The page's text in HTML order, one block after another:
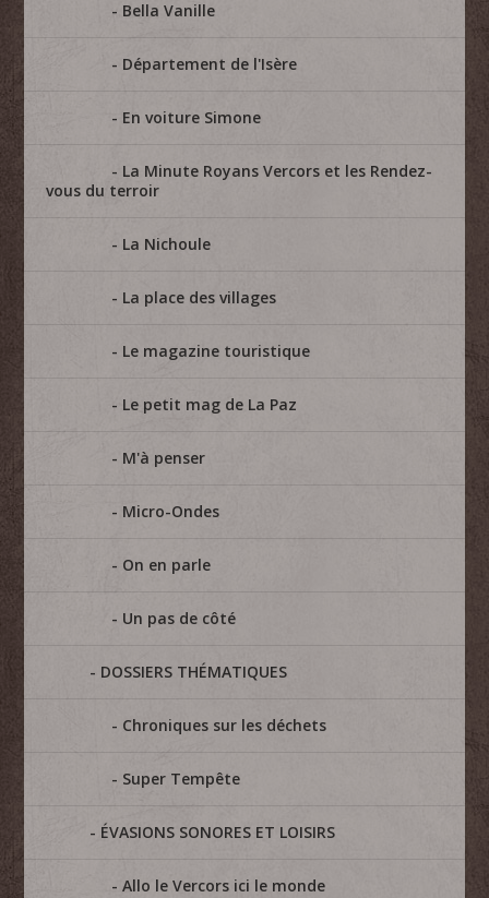
Bella Vanille
Département de l'Isère
En voiture Simone
La Minute Royans Vercors et les Rendez-
vous du terroir
La Nichoule
La place des villages
Le magazine touristique
Le petit mag de La Paz
M'à penser
Micro-Ondes
On en parle
Un pas de côté
DOSSIERS THÉMATIQUES
Chroniques sur les déchets
Super Tempête
ÉVASIONS SONORES ET LOISIRS
Allo le Vercors ici le monde